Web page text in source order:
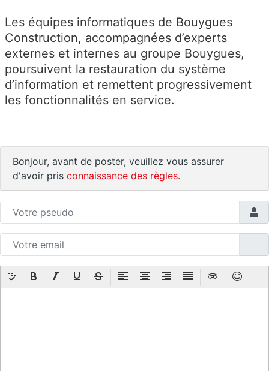
Les équipes informatiques de Bouygues
Construction, accompagnées d’experts
externes et internes au groupe Bouygues,
poursuivent la restauration du système
d’information et remettent progressivement
les fonctionnalités en service.
Bonjour, avant de poster, veuillez vous assurer
d'avoir pris connaissance des règles.